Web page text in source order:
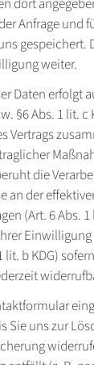
dort
Anfrage und
gespeichert.
weiter.
Daten erfolgt
§6 Abs. 1 lit.
Vertrags
die
an der
(Art. 6 Abs. 1
Einwilligung
lit. b KDG)
Sie uns zur